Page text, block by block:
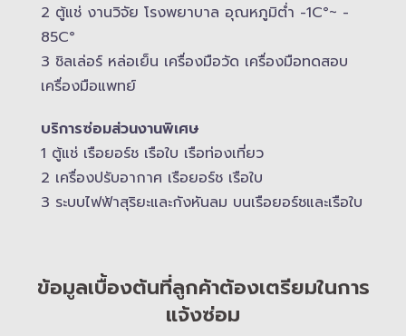
2 ตู้แช่ งานวิจัย โรงพยาบาล อุณหภูมิ​ต่ำ -​1C°~ -​
85C°
3 ชิลเล่อร์ หล่อเย็น เครื่องมือวัด เครื่องมือทดสอบ
เครื่องมือแพทย์
บริการซ่อมส่วนงานพิเศษ
1 ตู้แช่ เรือยอร์ช เรือใบ เรือท่องเที่ยว
2 เครื่องปรับอากาศ เรือยอร์ช เรือใบ
3 ระบบไฟฟ้าสุริยะและกังหันลม บนเรือยอร์ช​และเรือใบ
ข้อมูลเบื้องต้นที่ลูกค้าต้องเตรียมในการ
แจ้งซ่อม